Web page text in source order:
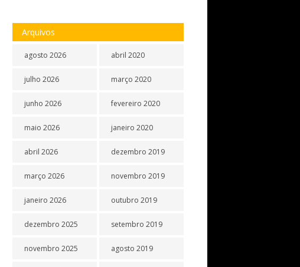
Arquivos
agosto 2026
julho 2026
junho 2026
maio 2026
abril 2026
março 2026
janeiro 2026
dezembro 2025
novembro 2025
abril 2020
março 2020
fevereiro 2020
janeiro 2020
dezembro 2019
novembro 2019
outubro 2019
setembro 2019
agosto 2019